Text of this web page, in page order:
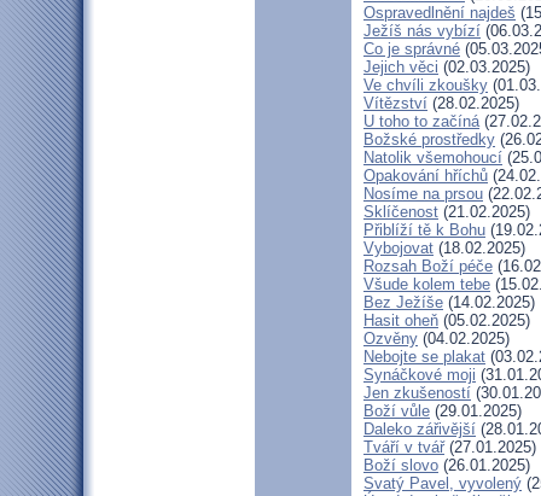
Ospravedlnění najdeš
Ježíš nás vybízí
Co je správné
Jejich věci (02.03.2025)
Ve chvíli zkoušky
Vítězství (28.02.2025)
U toho to začíná
Božské prostředky
Natolik všemohoucí
Opakování hříchů
Nosíme na prsou
Sklíčenost (21.02.2025)
Přiblíží tě k Bohu
Vybojovat (18.02.2025)
Rozsah Boží péče
Všude kolem tebe
Bez Ježíše (14.02.2025)
Hasit oheň (05.02.2025)
Ozvěny (04.02.2025)
Nebojte se plakat
Synáčkové moji
Jen zkušeností
Boží vůle (29.01.2025)
Daleko zářivější
Tváří v tvář(27.01.2025)
Boží slovo (26.01.2025)
Svatý Pavel, vyvolený